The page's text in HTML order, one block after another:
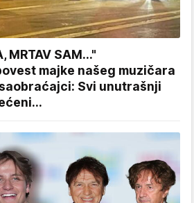
MRTAV SAM..."
majke našeg muzičara
Svi unutrašnji